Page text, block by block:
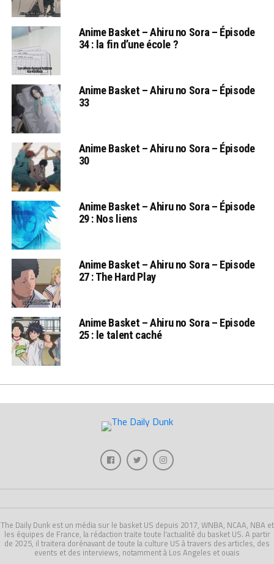
Anime Basket – Ahiru no Sora – Épisode
34 : la fin d’une école ?
Anime Basket – Ahiru no Sora – Épisode
33
Anime Basket – Ahiru no Sora – Épisode
30
Anime Basket – Ahiru no Sora – Épisode
29 : Nos liens
Anime Basket – Ahiru no Sora – Episode
27 : The Hard Play
Anime Basket – Ahiru no Sora – Episode
25 : le talent caché
The Daily Dunk est un média sur le basket US depuis 2017, WNBA, NCAA, NBA et
les équipes de France, la rédaction traite toute l'actualité du basket US. A partir
de 2025, il traitera dorénavant de toute la culture US à travers des articles, des
events et des interviews, notamment à Los Angeles et ouais